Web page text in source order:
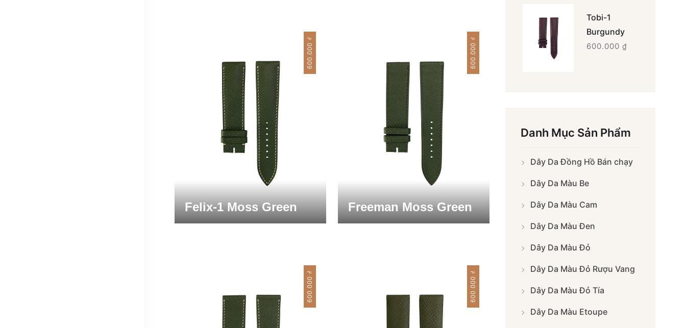
600.000
₫
Felix-1 Moss Green
600.000
₫
Freeman Moss Green
600.000
₫
600.000
₫
Tobi-1
Burgundy
600.000₫
Danh Mục Sản Phẩm
Dây Da Đồng Hồ Bán chạy
Dây Da Màu Be
Dây Da Màu Cam
Dây Da Màu Đen
Dây Da Màu Đỏ
Dây Da Màu Đỏ Rượu Vang
Dây Da Màu Đỏ Tía
Dây Da Màu Etoupe